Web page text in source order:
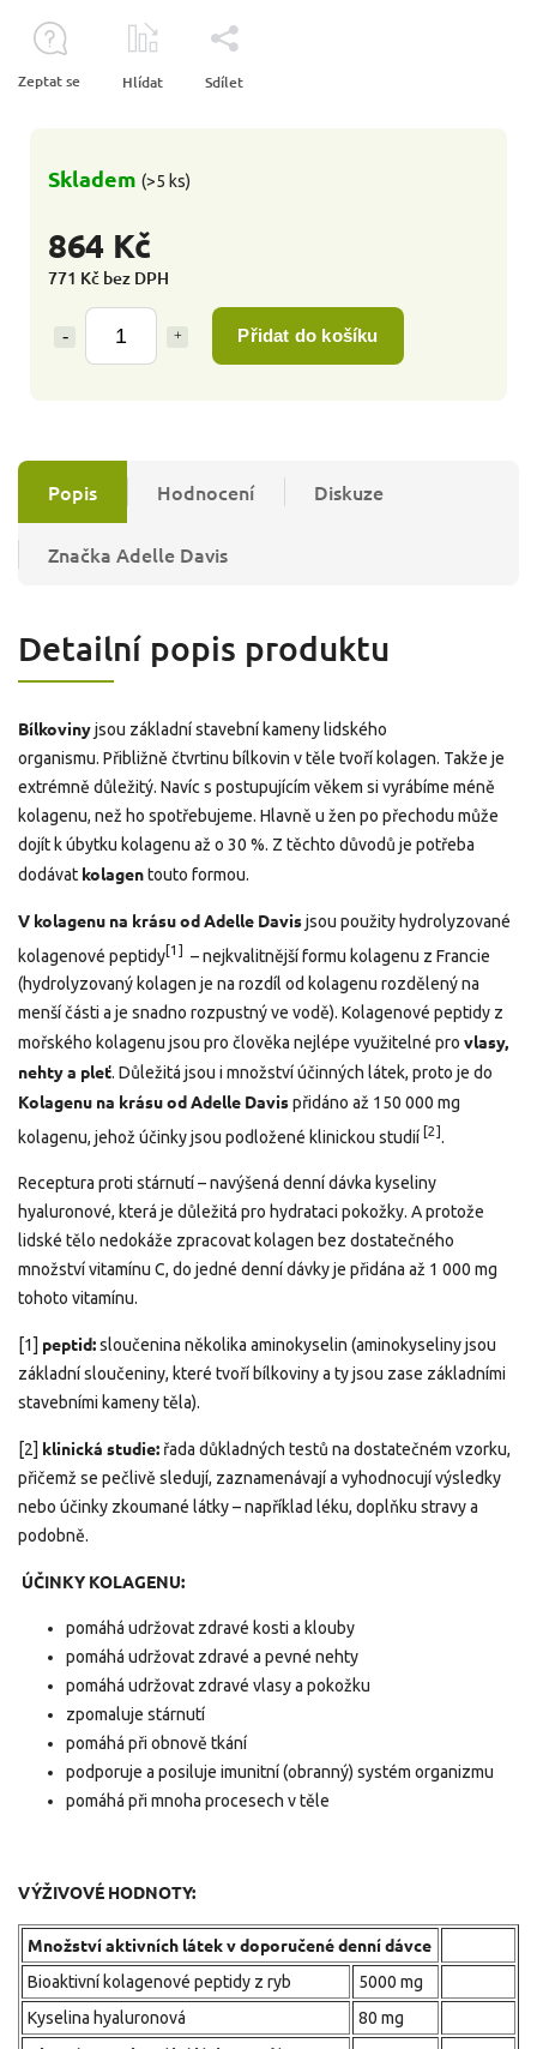
864 Kč
771 Kč bez DPH
Přidat do košíku
Skladem (>5 ks)
Zeptat se Hlídat Sdílet
Popis Hodnocení Diskuze
Značka Adelle Davis
Detailní popis produktu
Bílkovinyjsou základní stavební kameny lidského
organismu. Přibližně čtvrtinu bílkovin v těle tvoří kolagen. Takže je
extrémně důležitý. Navíc s postupujícím věkem si vyrábíme méně
kolagenu, než ho spotřebujeme. Hlavně u žen po přechodu může
dojít k úbytku kolagenu až o 30 %. Z těchto důvodů je potřeba
dodávat kolagentouto formou.
V kolagenu na krásu od Adelle Davisjsou použity hydrolyzované
kolagenové peptidy[1] – nejkvalitnější formu kolagenu z Francie
(hydrolyzovaný kolagen je na rozdíl od kolagenu rozdělený na
menší části a je snadno rozpustný ve vodě). Kolagenové peptidy z
mořského kolagenu jsou pro člověka nejlépe využitelné pro vlasy,
nehty a pleť. Důležitá jsou i množství účinných látek, proto je do
Kolagenu na krásu od Adelle Davispřidáno až 150 000 mg
kolagenu, jehož účinky jsou podložené klinickou studií [2].
Receptura proti stárnutí – navýšená denní dávka kyseliny
hyaluronové, která je důležitá pro hydrataci pokožky. A protože
lidské tělo nedokáže zpracovat kolagen bez dostatečného
množství vitamínu C, do jedné denní dávky je přidána až 1 000 mg
tohoto vitamínu.
[1] peptid:sloučenina několika aminokyselin (aminokyseliny jsou
základní sloučeniny, které tvoří bílkoviny a ty jsou zase základními
stavebními kameny těla).
[2] klinická studie: řada důkladných testů na dostatečném vzorku,
přičemž se pečlivě sledují, zaznamenávají a vyhodnocují výsledky
nebo účinky zkoumané látky – například léku, doplňku stravy a
podobně.
ÚČINKY KOLAGENU:
pomáhá udržovat zdravé kosti a klouby
pomáhá udržovat zdravé a pevné nehty
pomáhá udržovat zdravé vlasy a pokožku
zpomaluje stárnutí
pomáhá při obnově tkání
podporuje a posiluje imunitní (obranný) systém organizmu
pomáhá při mnoha procesech v těle
VÝŽIVOVÉ HODNOTY:
Množství aktivních látek v doporučené denní dávce
Bioaktivní kolagenové peptidy z ryb
5000 mg
Kyselina hyaluronová
80 mg